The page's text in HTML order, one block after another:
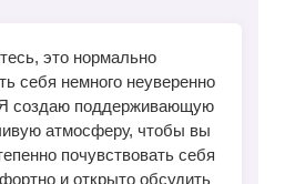
это нормально
себя немного неуверенно
создаю поддерживающую
атмосферу, чтобы вы
почувствовать себя
и открыто обсудить